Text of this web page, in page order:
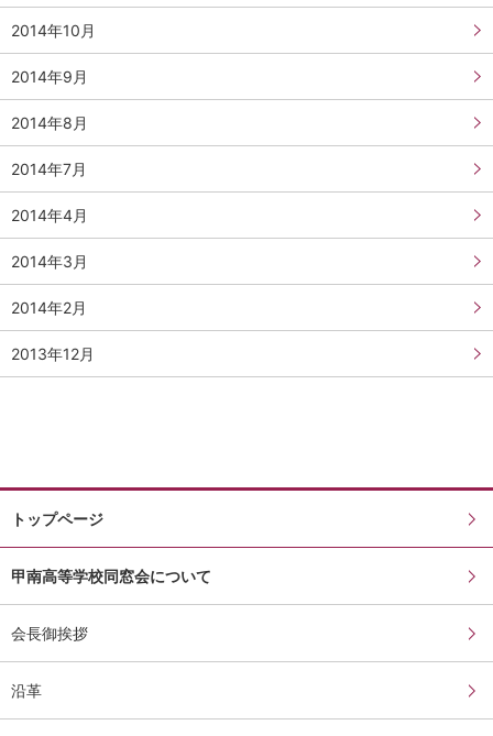
2014年10月
2014年9月
2014年8月
2014年7月
2014年4月
2014年3月
2014年2月
2013年12月
トップページ
甲南高等学校同窓会について
会長御挨拶
沿革